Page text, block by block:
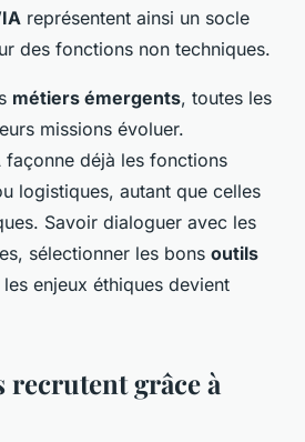
représentent ainsi un socle
des fonctions non techniques.
métiers émergents, toutes les
missions évoluer.
façonne déjà les fonctions
logistiques, autant que celles
Savoir dialoguer avec les
sélectionner les bons outils
enjeux éthiques devient
recrutent grâce à